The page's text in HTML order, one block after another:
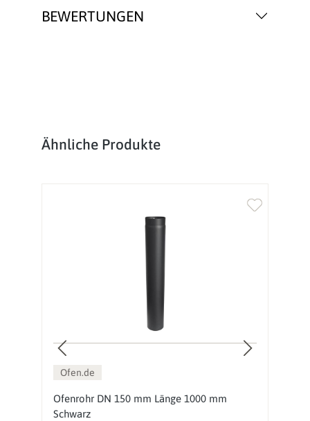
BEWERTUNGEN
Produktgalerie überspringen
Ähnliche Produkte
Ofen.de
Ofenrohr DN 150 mm Länge 1000 mm
Schwarz